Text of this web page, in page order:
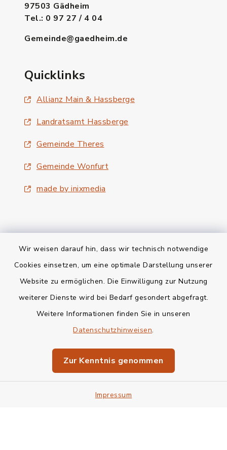
Wir weisen darauf hin, dass wir technisch notwendige
Cookies einsetzen, um eine optimale Darstellung unserer
Website zu ermöglichen. Die Einwilligung zur Nutzung
weiterer Dienste wird bei Bedarf gesondert abgefragt.
Weitere Informationen finden Sie in unseren
Datenschutzhinweisen.
Zur Kenntnis genommen
Impressum
97503 Gädheim
Tel.: 0 97 27 / 4 04
Gemeinde@gaedheim.de
Quicklinks
Allianz Main & Hassberge
Landratsamt Hassberge
Gemeinde Theres
Gemeinde Wonfurt
made by inixmedia
Kontakt
Barrierefreiheit
Sitemap